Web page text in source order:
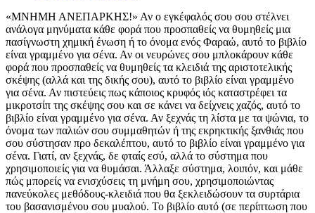
«ΜΝΗΜΗ ΑΝΕΠΑΡΚΗΣ!» Αν ο εγκέφαλός σου σου στέλνει
ανάλογα μηνύματα κάθε φορά που προσπαθείς να θυμηθείς μια
πασίγνωστη χημική ένωση ή το όνομα ενός Φαραώ, αυτό το βιβλίο
είναι γραμμένο για σένα. Αν οι νευρώνες σου μπλοκάρουν κάθε
φορά που προσπαθείς να θυμηθείς τα κλειδιά της αριστοτελικής
σκέψης (αλλά και της δικής σου), αυτό το βιβλίο είναι γραμμένο
για σένα. Αν πιστεύεις πως κάποιος κρυφός ιός καταστρέφει τα
μικροτσίπ της σκέψης σου και σε κάνει να δείχνεις χαζός, αυτό το
βιβλίο είναι γραμμένο για σένα. Αν ξεχνάς τη λίστα με τα ψώνια, το
όνομα των παλιών σου συμμαθητών ή της εκρηκτικής ξανθιάς που
σου σύστησαν προ δεκαλέπτου, αυτό το βιβλίο είναι γραμμένο για
σένα. Γιατί, αν ξεχνάς, δε φταίς εσύ, αλλά το σύστημα που
χρησιμοποιείς για να θυμάσαι. Άλλαξε σύστημα, λοιπόν, και μάθε
πώς μπορείς να ενισχύσεις τη μνήμη σου, χρησιμοποιώντας
πανεύκολες μεθόδους-κλειδιά που θα ξεκλειδώσουν τα συρτάρια
του βασανισμένου σου μυαλού. Το βιβλίο αυτό (σε περίπτωση που